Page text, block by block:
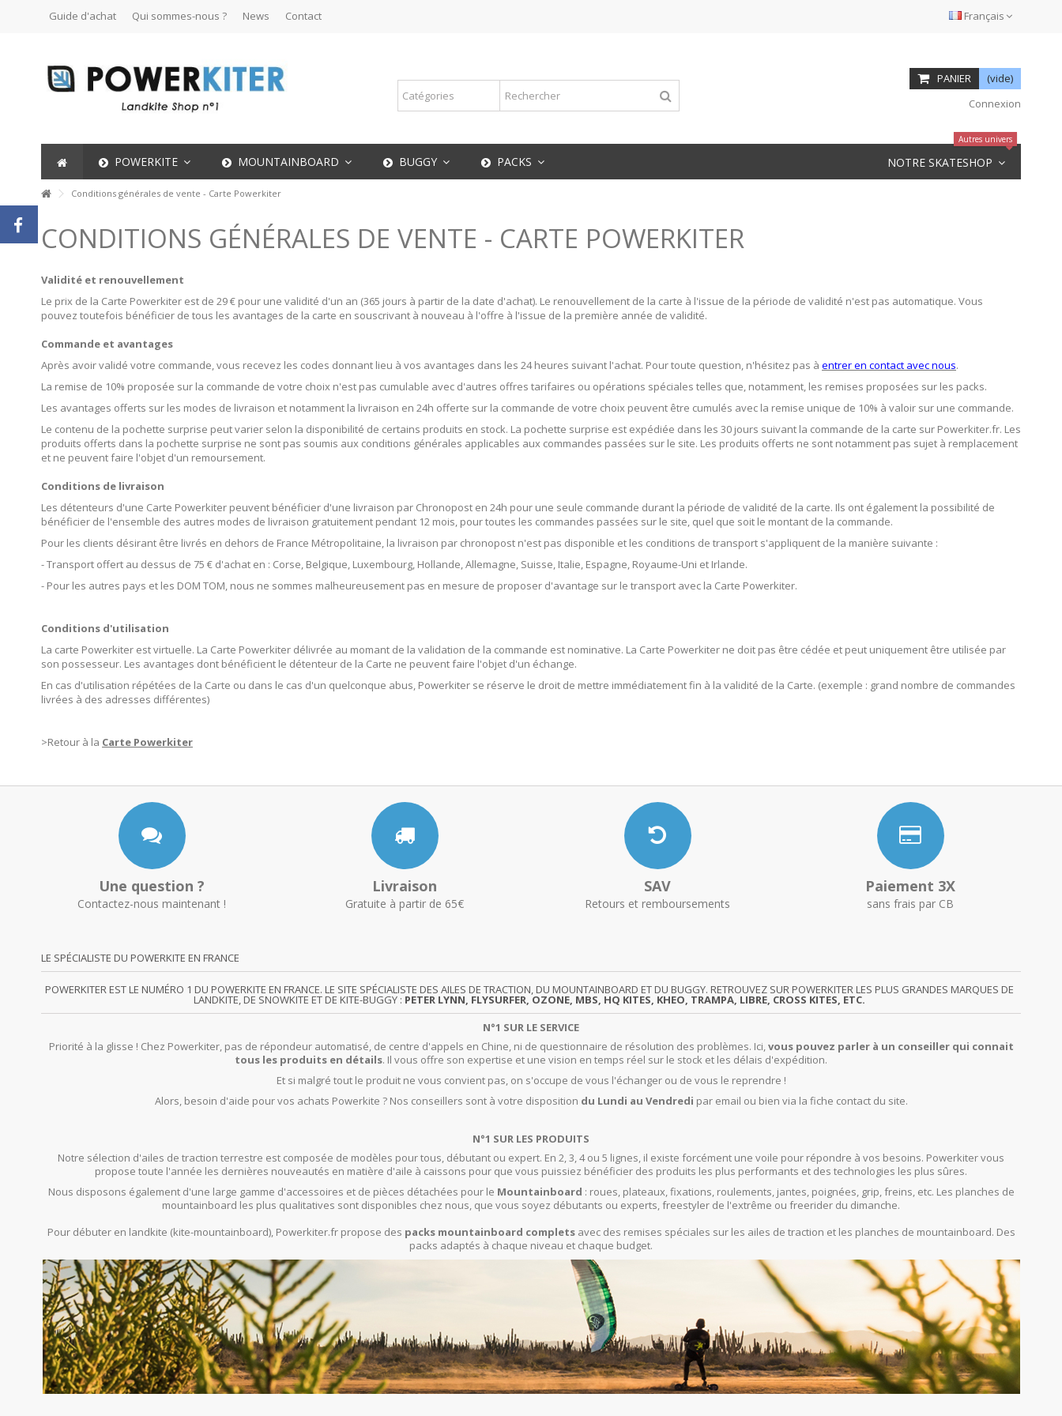
Français
Guide d'achat Qui sommes-nous ? News Contact
PANIER
(vide)
Connexion
POWERKITE MOUNTAINBOARD BUGGY PACKS NOTRE SKATESHOP
Autres univers
Conditions générales de vente - Carte Powerkiter
CONDITIONS GÉNÉRALES DE VENTE - CARTE POWERKITER
Validité et renouvellement
Le prix de la Carte Powerkiter est de 29 € pour une validité d'un an (365 jours à partir de la date d'achat). Le renouvellement de la carte à l'issue de la période de validité n'est pas automatique. Vous
pouvez toutefois bénéficier de tous les avantages de la carte en souscrivant à nouveau à l'offre à l'issue de la première année de validité.
Commande et avantages
Après avoir validé votre commande, vous recevez les codes donnant lieu à vos avantages dans les 24 heures suivant l'achat. Pour toute question, n'hésitez pas à entrer en contact avec nous.
La remise de 10% proposée sur la commande de votre choix n'est pas cumulable avec d'autres offres tarifaires ou opérations spéciales telles que, notamment, les remises proposées sur les packs.
Les avantages offerts sur les modes de livraison et notamment la livraison en 24h offerte sur la commande de votre choix peuvent être cumulés avec la remise unique de 10% à valoir sur une commande.
Le contenu de la pochette surprise peut varier selon la disponibilité de certains produits en stock. La pochette surprise est expédiée dans les 30 jours suivant la commande de la carte sur Powerkiter.fr. Les
produits offerts dans la pochette surprise ne sont pas soumis aux conditions générales applicables aux commandes passées sur le site. Les produits offerts ne sont notamment pas sujet à remplacement
et ne peuvent faire l'objet d'un remoursement.
Conditions de livraison
Les détenteurs d'une Carte Powerkiter peuvent bénéficier d'une livraison par Chronopost en 24h pour une seule commande durant la période de validité de la carte. Ils ont également la possibilité de
bénéficier de l'ensemble des autres modes de livraison gratuitement pendant 12 mois, pour toutes les commandes passées sur le site, quel que soit le montant de la commande.
Pour les clients désirant être livrés en dehors de France Métropolitaine, la livraison par chronopost n'est pas disponible et les conditions de transport s'appliquent de la manière suivante :
- Transport offert au dessus de 75 € d'achat en : Corse, Belgique, Luxembourg, Hollande, Allemagne, Suisse, Italie, Espagne, Royaume-Uni et Irlande.
- Pour les autres pays et les DOM TOM, nous ne sommes malheureusement pas en mesure de proposer d'avantage sur le transport avec la Carte Powerkiter.
Conditions d'utilisation
La carte Powerkiter est virtuelle. La Carte Powerkiter délivrée au momant de la validation de la commande est nominative. La Carte Powerkiter ne doit pas être cédée et peut uniquement être utilisée par
son possesseur. Les avantages dont bénéficient le détenteur de la Carte ne peuvent faire l'objet d'un échange.
En cas d'utilisation répétées de la Carte ou dans le cas d'un quelconque abus, Powerkiter se réserve le droit de mettre immédiatement fin à la validité de la Carte. (exemple : grand nombre de commandes
livrées à des adresses différentes)
>Retour à la Carte Powerkiter
Une question ?
Contactez-nous maintenant !
Livraison
Gratuite à partir de 65€
SAV
Retours et remboursements
Paiement 3X
sans frais par CB
LE SPÉCIALISTE DU POWERKITE EN FRANCE
POWERKITER EST LE NUMÉRO 1 DU POWERKITE EN FRANCE. LE SITE SPÉCIALISTE DES AILES DE TRACTION, DU MOUNTAINBOARD ET DU BUGGY. RETROUVEZ SUR POWERKITER LES PLUS GRANDES MARQUES DE
LANDKITE, DE SNOWKITE ET DE KITE-BUGGY : PETER LYNN, FLYSURFER, OZONE, MBS, HQ KITES, KHEO, TRAMPA, LIBRE, CROSS KITES, ETC.
N°1 SUR LE SERVICE
Priorité à la glisse ! Chez Powerkiter, pas de répondeur automatisé, de centre d'appels en Chine, ni de questionnaire de résolution des problèmes. Ici,vous pouvez parler à un conseiller qui connait
tous les produits en détails. Il vous offre son expertise et une vision en temps réel sur le stock et les délais d'expédition.
Et si malgré tout le produit ne vous convient pas, on s'occupe de vous l'échanger ou de vous le reprendre !
Alors, besoin d'aide pour vos achats Powerkite ? Nos conseillers sont à votre disposition du Lundi au Vendredi par email ou bien via la fiche contact du site.
N°1 SUR LES PRODUITS
Notre sélection d'ailes de traction terrestre est composée de modèles pour tous, débutant ou expert. En 2, 3, 4 ou 5 lignes, il existe forcément une voile pour répondre à vos besoins. Powerkiter vous
propose toute l'année les dernières nouveautés en matière d'aile à caissons pour que vous puissiez bénéficier des produits les plus performants et des technologies les plus sûres.
Nous disposons également d'une large gamme d'accessoires et de pièces détachées pour le Mountainboard : roues, plateaux, fixations, roulements, jantes, poignées, grip, freins, etc. Les planches de
mountainboard les plus qualitatives sont disponibles chez nous, que vous soyez débutants ou experts, freestyler de l'extrême ou freerider du dimanche.
Pour débuter en landkite (kite-mountainboard), Powerkiter.fr propose des packs mountainboard completsavec des remises spéciales sur les ailes de traction et les planches de mountainboard. Des
packs adaptés à chaque niveau et chaque budget.